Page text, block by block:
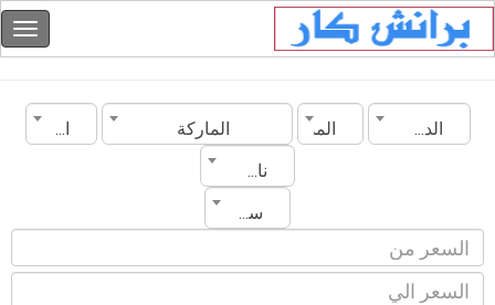
الدولة المدينة الماركة
الموديل
ناقل الحركة
سنة الصنع